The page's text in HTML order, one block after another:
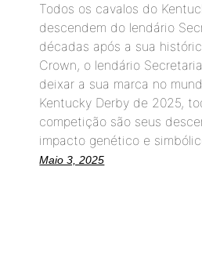
Todos os cavalos do
descendem do lendário
décadas após a sua
Crown, o lendário
deixar a sua marca no
Kentucky Derby de 2025,
competição são seus
impacto genético e
Maio 3, 2025